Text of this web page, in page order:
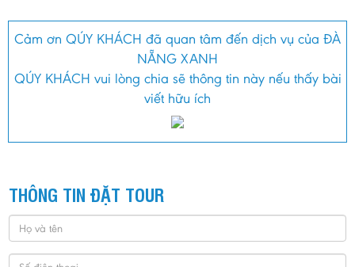
Cảm ơn QÚY KHÁCH đã quan tâm đến dịch vụ của ĐÀ
NẴNG XANH
QÚY KHÁCH vui lòng chia sẽ thông tin này nếu thấy bài
viết hữu ích
THÔNG TIN ĐẶT TOUR